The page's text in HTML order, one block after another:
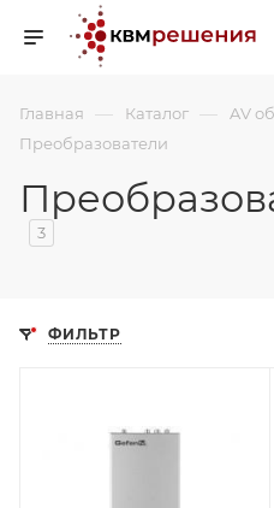
Главная — Каталог — AV
Преобразователи
3
ФИЛЬТР